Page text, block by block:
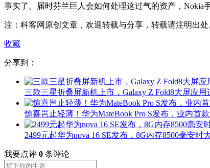
事实了。届时芬兰巨人会如何处理这过气的资产，Nokia
注：科客网原创文章，欢迎转载与分享，转载请注明出处
收藏
分享到：
三款三星折叠屏新机上市，Galaxy Z Fold8大屏应用
惊喜岂止轻薄！华为MateBook Pro S发布，业内首
2499元起华为nova 16 SE发布，8G内存8500毫安时
我要点评 0 条评论